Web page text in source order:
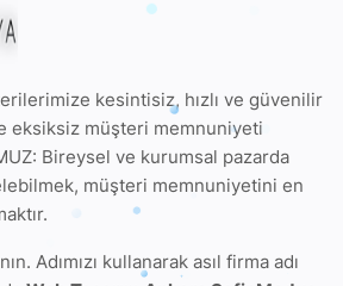
kesintisiz, hızlı ve güvenilir
eksiksiz müşteri memnuniyeti
Bireysel ve kurumsal pazarda
müşteri memnuniyetini en
Adımızı kullanarak asıl firma adı